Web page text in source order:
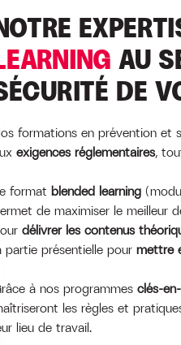
AU
DE
formations en prévention et
exigences réglementaires,
format blended learning
de maximiser le meilleur
délivrer les contenus
partie présentielle pour mettre
à nos programmes clés-
les règles et
lieu de travail.